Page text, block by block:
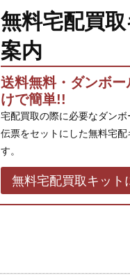
無料宅配買
案内
送料無料・ダンボ
けで簡単!!
宅配買取の際に必要なダン
伝票をセットにした無料宅
す。
無料宅配買取キット